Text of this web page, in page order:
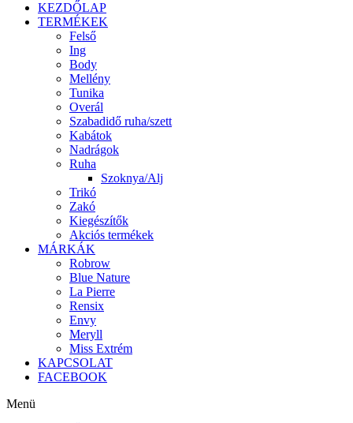
KEZDŐLAP
TERMÉKEK
Felső
Ing
Body
Mellény
Tunika
Overál
Szabadidő ruha/szett
Kabátok
Nadrágok
Ruha
Szoknya/Alj
Trikó
Zakó
Kiegészítők
Akciós termékek
MÁRKÁK
Robrow
Blue Nature
La Pierre
Rensix
Envy
Meryll
Miss Extrém
KAPCSOLAT
FACEBOOK
Menü